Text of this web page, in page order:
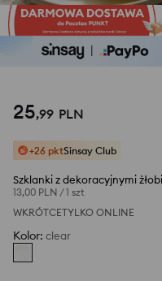
25,99 PLN
+26 pktSinsay Club
Szklanki z dekoracyjnymi
13,00 PLN /1 szt
WKRÓTCETYLKO ONLINE
Kolor: clear